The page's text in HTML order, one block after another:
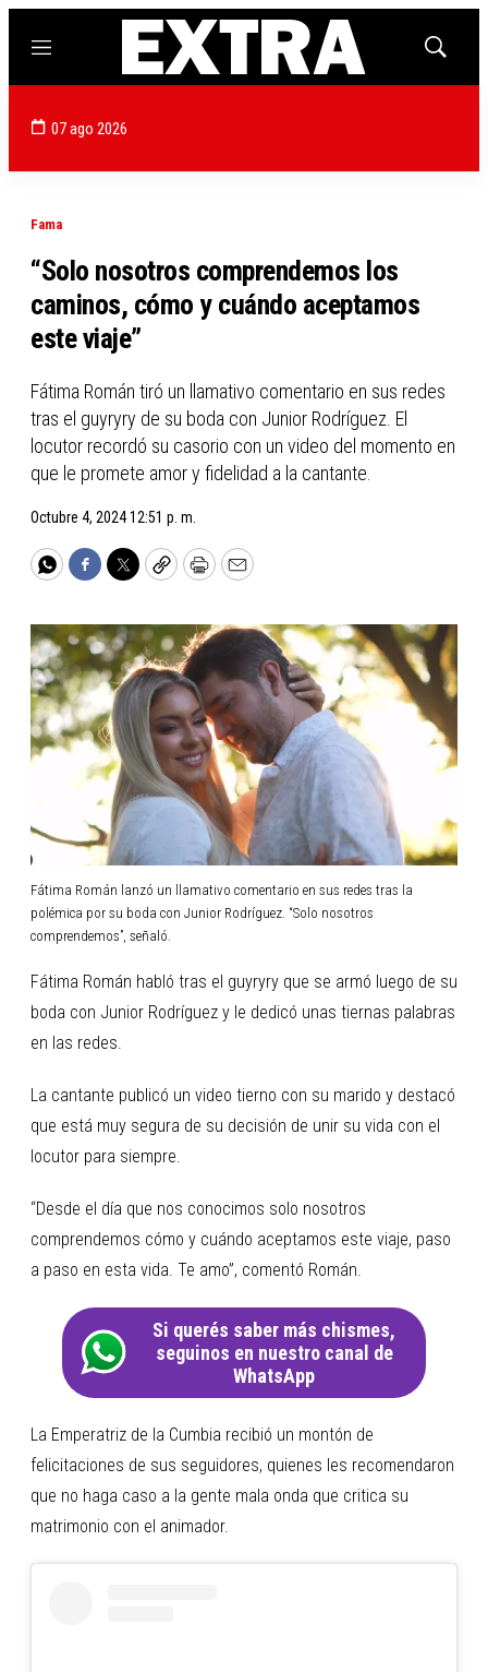
Menú
Mostrar
07 ago 2026
Fama
“Solo nosotros comprendemos los
caminos, cómo y cuándo aceptamos
este viaje”
Fátima Román tiró un llamativo comentario en sus redes
tras el guyryry de su boda con Junior Rodríguez. El
locutor recordó su casorio con un video del momento en
que le promete amor y fidelidad a la cantante.
Octubre 4, 2024 12:51 p. m.
WhatsApp
Facebook
TwitterCopyPrintEmail
Fátima Román lanzó un llamativo comentario en sus redes tras la
polémica por su boda con Junior Rodríguez. “Solo nosotros
comprendemos”, señaló.
Fátima Román habló tras el guyryry que se armó luego de su
boda con Junior Rodríguez y le dedicó unas tiernas palabras
en las redes.
La cantante publicó un video tierno con su marido y destacó
que está muy segura de su decisión de unir su vida con el
locutor para siempre.
“Desde el día que nos conocimos solo nosotros
comprendemos cómo y cuándo aceptamos este viaje, paso
a paso en esta vida. Te amo”, comentó Román.
Si querés saber más chismes,
seguinos en nuestro canal de
WhatsApp
La Emperatriz de la Cumbia recibió un montón de
felicitaciones de sus seguidores, quienes les recomendaron
que no haga caso a la gente mala onda que critica su
matrimonio con el animador.